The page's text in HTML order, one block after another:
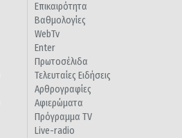
Επικαιρότητα
Βαθμολογίες
WebTv
Enter
Πρωτοσέλιδα
Τελευταίες Ειδήσεις
Αρθρογραφίες
Αφιερώματα
Πρόγραμμα TV
Live-radio